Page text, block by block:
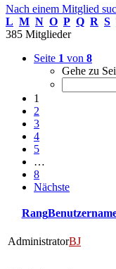
Nach einem Mitglied
L M N O P Q R S
385 Mitglieder
Seite 1 von 8
Gehe zu
1
2
3
4
5
…
8
Nächste
Rang
AdministratorBJ